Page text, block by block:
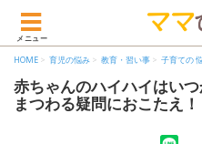
メニュー
HOME 育児の悩み 教育・習い事 子育ての
赤ちゃんのハイハイはい
まつわる疑問におこたえ！